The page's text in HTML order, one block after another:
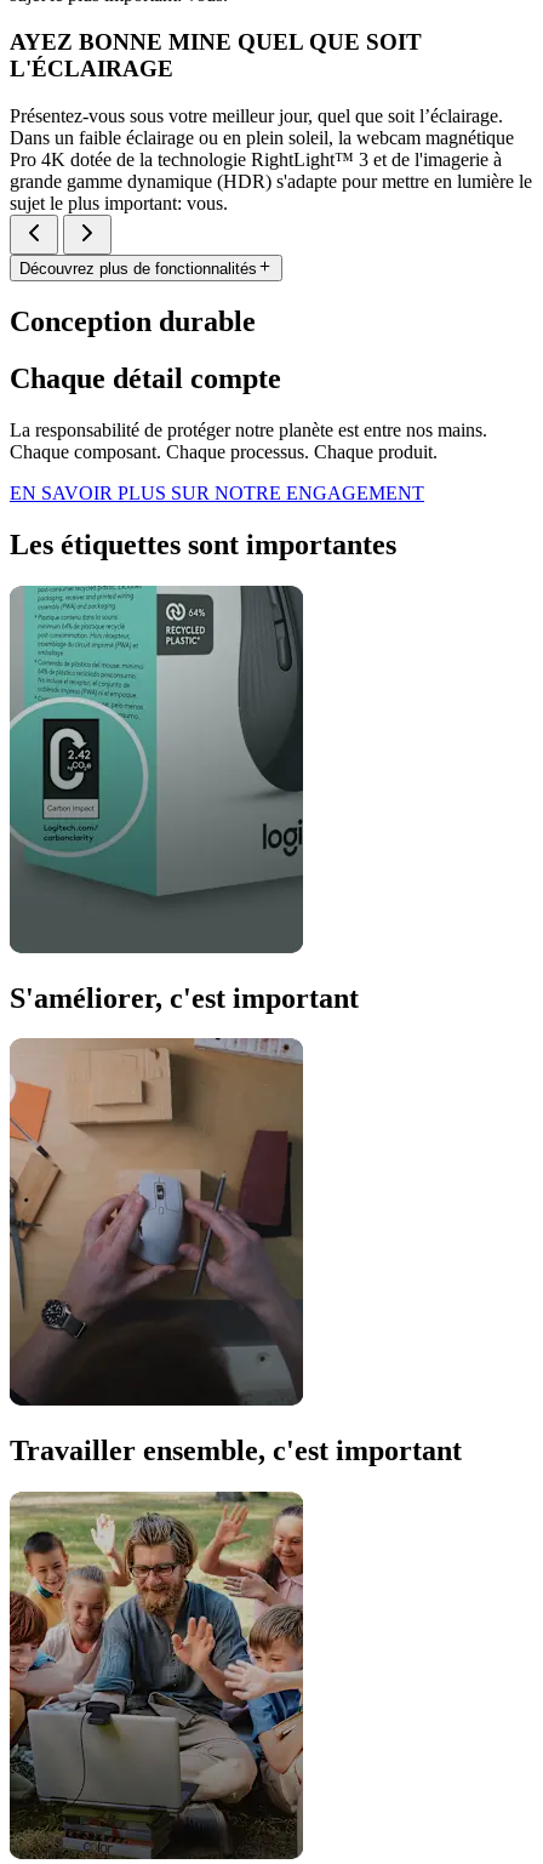
AYEZ BONNE MINE QUEL QUE SOIT
L'ÉCLAIRAGE
Présentez-vous sous votre meilleur jour, quel que soit l’éclairage.
Dans un faible éclairage ou en plein soleil, la webcam magnétique
Pro 4K dotée de la technologie RightLight™ 3 et de l'imagerie à
grande gamme dynamique (HDR) s'adapte pour mettre en lumière le
sujet le plus important: vous.
Découvrez plus de fonctionnalités
Conception durable
Chaque détail compte
La responsabilité de protéger notre planète est entre nos mains.
Chaque composant. Chaque processus. Chaque produit.
EN SAVOIR PLUS SUR NOTRE ENGAGEMENT
Les étiquettes sont importantes
S'améliorer, c'est important
Travailler ensemble, c'est important